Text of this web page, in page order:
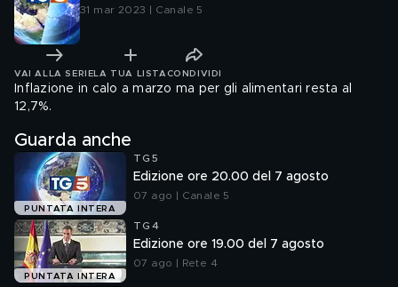
31 mar 2023 | Canale 5
VAI ALLA SERIE LA TUA LISTA CONDIVIDI
Inflazione in calo a marzo ma per gli alimentari resta al
12,7%.
Guarda anche
PUNTATA INTERA
TG5
Edizione ore 20.00 del 7 agosto
07 ago | Canale 5
PUNTATA INTERA
TG4
Edizione ore 19.00 del 7 agosto
07 ago | Rete 4